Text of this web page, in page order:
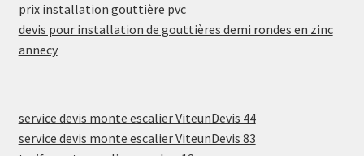
prix installation gouttière pvc
devis pour installation de gouttières demi rondes en zinc
annecy
service devis monte escalier ViteunDevis 44
service devis monte escalier ViteunDevis 83